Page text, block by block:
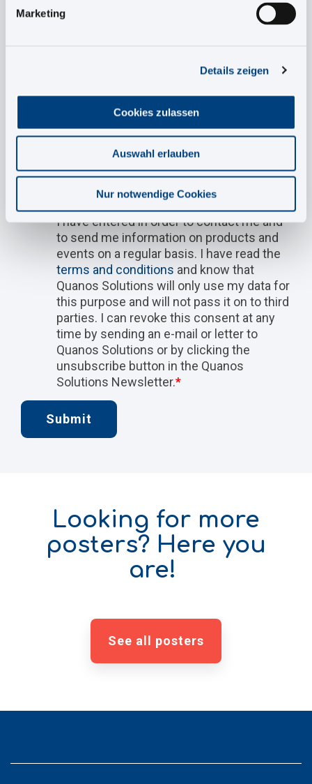
Marketing
Details zeigen
Cookies zulassen
Auswahl erlauben
Nur notwendige Cookies
Yes, Quanos Solutions may store the data
I have entered in order to contact me and
to send me information on products and
events on a regular basis. I have read the
terms and conditions and know that
Quanos Solutions will only use my data for
this purpose and will not pass it on to third
parties. I can revoke this consent at any
time by sending an e-mail or letter to
Quanos Solutions or by clicking the
unsubscribe button in the Quanos
Solutions Newsletter.*
Looking for more
posters? Here you
are!
See all posters